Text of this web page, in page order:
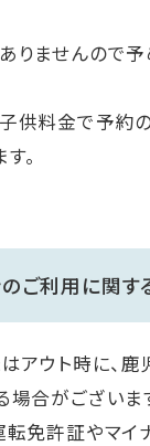
ませんので予
供料金で予約の
。
ご利用に関す
アウト時に、
合がございま
免許証やマイ